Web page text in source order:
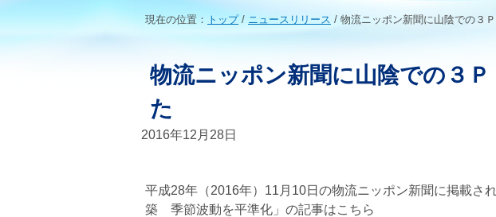
現在の位置： トップ/ ニュースリリース / 物流ニッポン新聞に山陰での３
物流ニッポン新聞に山陰での３
た
2016年12月28日
平成28年（2016年）11月10日の物流ニッポン新聞に掲載さ
築 季節波動を平準化」の記事はこちら